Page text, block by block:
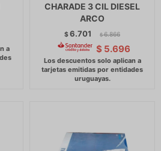
CHARADE 3 CIL DIESEL
ARCO
$6.701 $ 6.866
$ 5.696